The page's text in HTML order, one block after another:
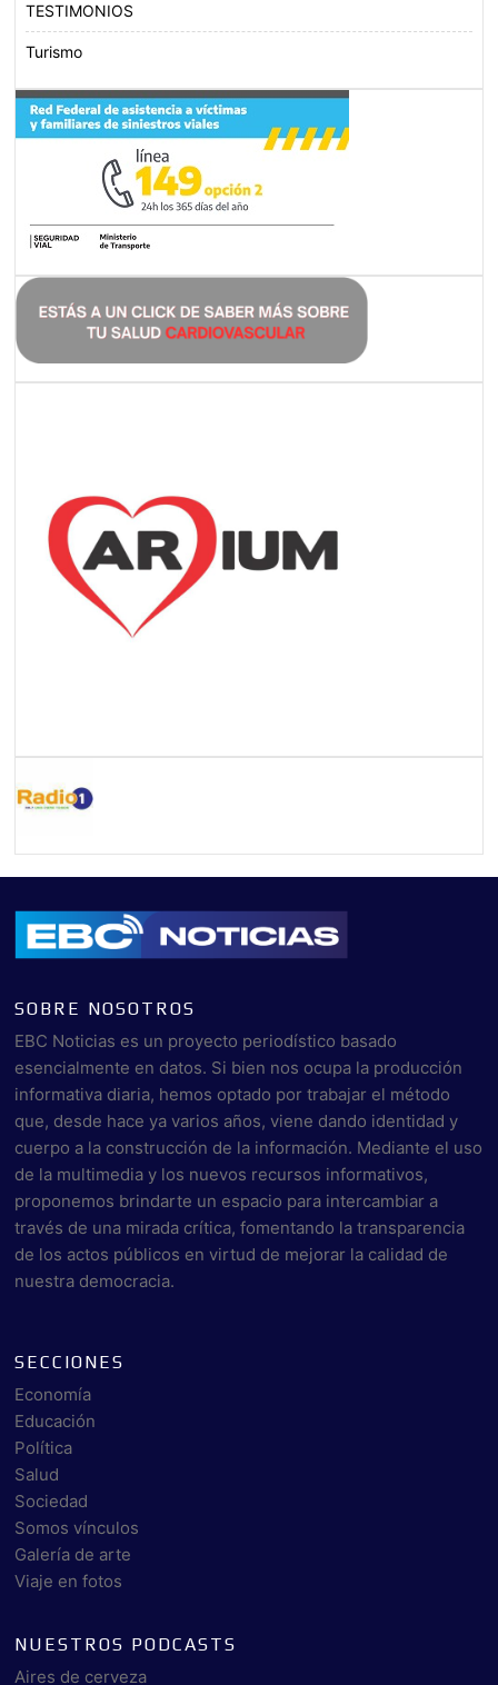
TESTIMONIOS
Turismo
SOBRE NOSOTROS
EBC Noticias es un proyecto periodístico basado
esencialmente en datos. Si bien nos ocupa la producción
informativa diaria, hemos optado por trabajar el método
que, desde hace ya varios años, viene dando identidad y
cuerpo a la construcción de la información. Mediante el uso
de la multimedia y los nuevos recursos informativos,
proponemos brindarte un espacio para intercambiar a
través de una mirada crítica, fomentando la transparencia
de los actos públicos en virtud de mejorar la calidad de
nuestra democracia.
SECCIONES
Economía
Educación
Política
Salud
Sociedad
Somos vínculos
Galería de arte
Viaje en fotos
NUESTROS PODCASTS
Aires de cerveza